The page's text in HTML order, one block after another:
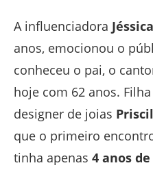
A influenciadora
anos, emocionou o
conheceu o pai, o
hoje com 62 anos.
designer de joias
que o primeiro
tinha apenas 4 anos